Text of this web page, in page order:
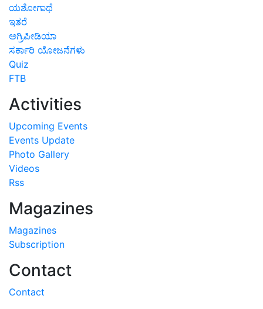
ಯಶೋಗಾಥೆ
ಇತರೆ
ಅಗ್ರಿಪೀಡಿಯಾ
ಸರ್ಕಾರಿ ಯೋಜನೆಗಳು
Quiz
FTB
Activities
Upcoming Events
Events Update
Photo Gallery
Videos
Rss
Magazines
Magazines
Subscription
Contact
Contact